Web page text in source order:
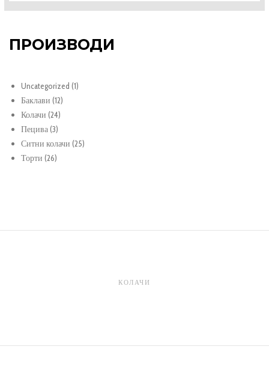
ПРОИЗВОДИ
Uncategorized 11
Баклави 1212
Колачи 2424
Пецива 33
продукти
Ситни колачи 2525
Торти 2626
КОЛАЧИ